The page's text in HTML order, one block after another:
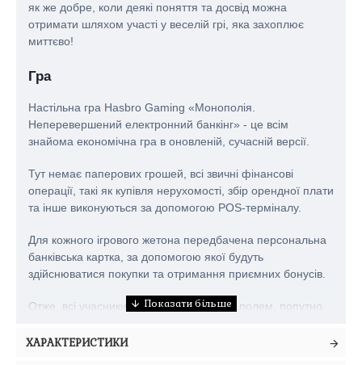
як же добре, коли деякі поняття та досвід можна
отримати шляхом участі у веселій грі, яка захоплює
миттєво!
Гра
Настільна гра Hasbro Gaming «Монополія.
Неперевершений електронний банкінг» - це всім
знайома економічна гра в оновленій, сучасній версії.
Тут немає паперових грошей, всі звичні фінансові
операції, такі як купівля нерухомості, збір орендної плати
та інше виконуються за допомогою POS-терміналу.
Для кожного ігрового жетона передбачена персональна
банківська картка, за допомогою якої будуть
здійснюватися покупки та отримання приємних бонусів.
Отже, всі учасники гри будуть рухатися полем, попутно
бонуси. Можете також виявити свій характер і хватку,
ХАРАКТЕРИСТИКИ